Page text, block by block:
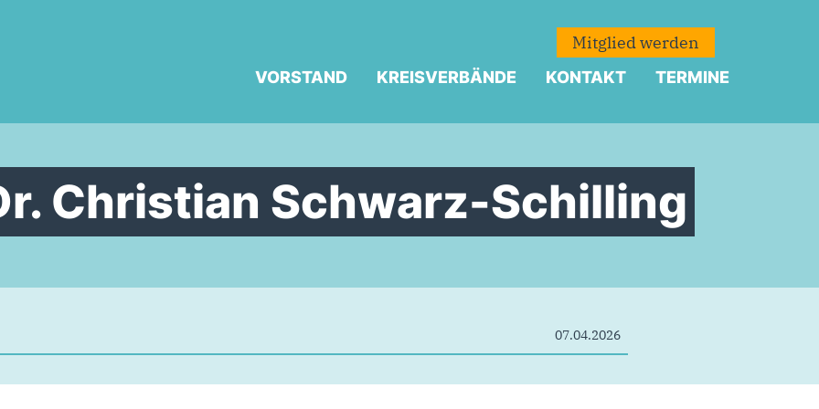
Mitglied werden
VORSTAND KREISVERBÄNDE KONTAKT TERMINE
Christian Schwarz-Schilling
07.04.2026